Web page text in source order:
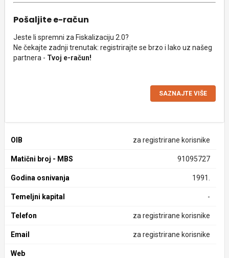
Pošaljite e-račun
Jeste li spremni za Fiskalizaciju 2.0?
Ne čekajte zadnji trenutak: registrirajte se brzo i lako uz našeg
partnera - Tvoj e-račun!
SAZNAJTE VIŠE
OIB za registrirane korisnike
Matični broj - MBS 91095727
Godina osnivanja 1991.
Temeljni kapital -
Telefon za registrirane korisnike
Email za registrirane korisnike
Web